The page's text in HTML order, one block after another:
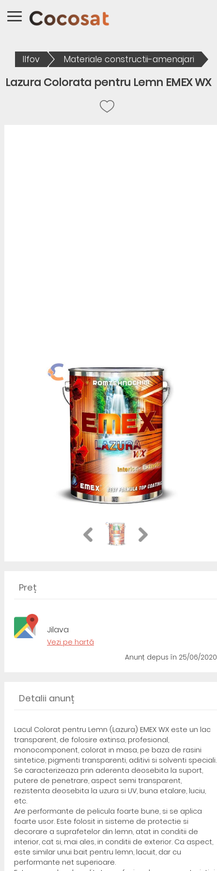
Ilfov Materiale constructii-amenajari
Lazura Colorata pentru Lemn EMEX WX
Preț
Jilava
Vezi pe hartă
Anunț depus în 25/06/2020
Detalii anunț
Lacul Colorat pentru Lemn (Lazura) EMEX WX este un lac
transparent, de folosire extinsa, profesional,
monocomponent, colorat in masa, pe baza de rasini
sintetice, pigmenti transparenti, aditivi si solventi speciali.
Se caracterizeaza prin aderenta deosebita la suport,
putere de penetrare, aspect semi transparent,
rezistenta deosebita la uzura si UV, buna etalare, luciu,
etc.
Are performante de pelicula foarte bune, si se aplica
foarte usor. Este folosit in sisteme de protectie si
decorare a suprafetelor din lemn, atat in conditii de
interior, cat si, mai ales, in conditii de exterior. Ca aspect,
este similar unui bait pentru lemn, lacuit, dar cu
performante net superioare.